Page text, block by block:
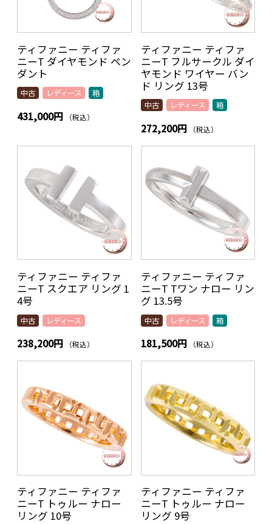
ティファニー ティファ
ニーT ダイヤモンド ペン
ダント
中古 レディース 箱
431,000円 （税込）
ティファニー ティファ
ニーT フルサークル ダイ
ヤモンド ワイヤー バン
ド リング 13号
中古 レディース 箱
272,200円 （税込）
ティファニー ティファ
ニーT スクエア リング 1
4号
中古 レディース
238,200円 （税込）
ティファニー ティファ
ニーT Tワン ナロー リン
グ 13.5号
中古 レディース 箱
181,500円 （税込）
ティファニー ティファ
ニーT トゥルー ナロー
リング 10号
ティファニー ティファ
ニーT トゥルー ナロー
リング 9号